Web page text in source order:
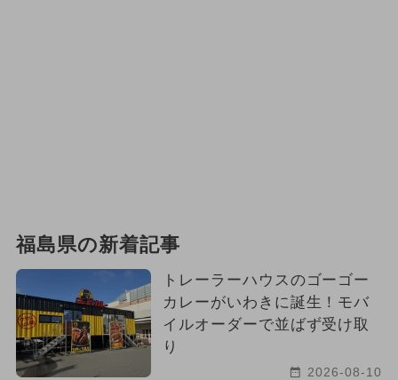
福島県の新着記事
トレーラーハウスのゴーゴー
カレーがいわきに誕生！モバ
イルオーダーで並ばず受け取
り
2026-08-10